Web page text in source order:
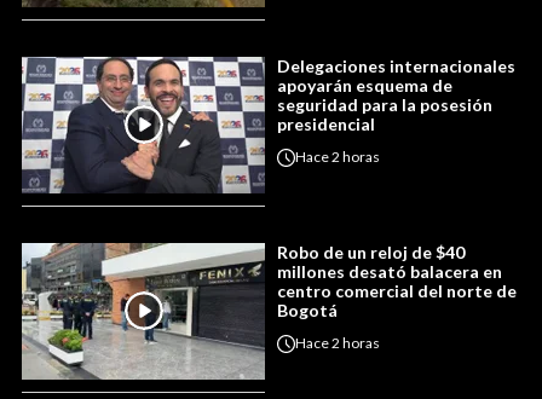
Delegaciones internacionales
apoyarán esquema de
seguridad para la posesión
presidencial
Hace2 horas
Robo de un reloj de $40
millones desató balacera en
centro comercial del norte de
Bogotá
Hace2 horas